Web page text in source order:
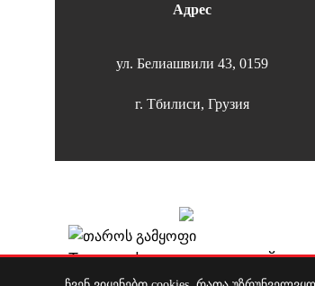
Адрес
ул. Белиашвили 43, 0159
г. Тбилиси, Грузия
T — профиль на магнитной